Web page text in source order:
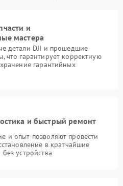
и
мастера
детали DJI и прошедшие
что гарантирует корректную
гарантийных
и быстрый ремонт
и опыт позволяют провести
в кратчайшие
устройства